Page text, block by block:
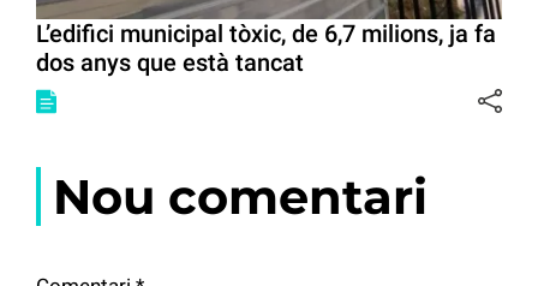
L’edifici municipal tòxic, de 6,7 milions, ja fa
dos anys que està tancat
Nou comentari